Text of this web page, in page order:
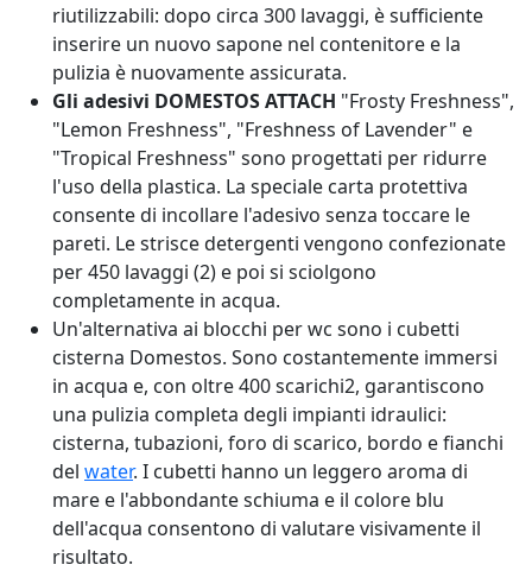
riutilizzabili: dopo circa 300 lavaggi, è sufficiente
inserire un nuovo sapone nel contenitore e la
pulizia è nuovamente assicurata.
Gli adesivi DOMESTOS ATTACH "Frosty Freshness",
"Lemon Freshness", "Freshness of Lavender" e
"Tropical Freshness" sono progettati per ridurre
l'uso della plastica. La speciale carta protettiva
consente di incollare l'adesivo senza toccare le
pareti. Le strisce detergenti vengono confezionate
per 450 lavaggi (2) e poi si sciolgono
completamente in acqua.
Un'alternativa ai blocchi per wc sono i cubetti
cisterna Domestos. Sono costantemente immersi
in acqua e, con oltre 400 scarichi2, garantiscono
una pulizia completa degli impianti idraulici:
cisterna, tubazioni, foro di scarico, bordo e fianchi
del water. I cubetti hanno un leggero aroma di
mare e l'abbondante schiuma e il colore blu
dell'acqua consentono di valutare visivamente il
risultato.